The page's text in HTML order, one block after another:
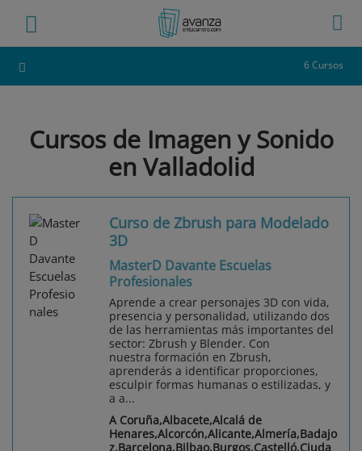
6 Cursos
Cursos de Imagen y Sonido
en Valladolid
Curso de Zbrush para Modelado
3D
MasterD Davante Escuelas
Profesionales
Aprende a crear personajes 3D con vida,
presencia y personalidad, utilizando dos
de las herramientas más importantes del
sector: Zbrush y Blender. Con
nuestra formación en Zbrush,
aprenderás a identificar proporciones,
esculpir formas humanas o estilizadas, y
a a...
A Coruña,Albacete,Alcalá de
Henares,Alcorcón,Alicante,Almería,Badajo
z,Barcelona,Bilbao,Burgos,Castelló,Ciuda